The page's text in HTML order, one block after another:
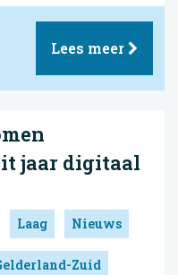
Lees meer
jaar digitaal
Laag Nieuws
Zuid